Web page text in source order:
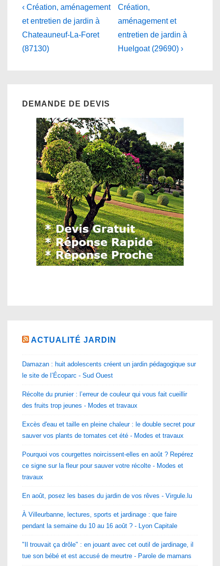
Navigation
de
l’article
Previous
Post
is
‹ Création, aménagement
et entretien de jardin à
Chateauneuf-La-Foret
(87130)
Next
Post
is
Création,
aménagement et
entretien de jardin à
Huelgoat (29690) ›
DEMANDE DE DEVIS
ACTUALITÉ JARDIN
Damazan : huit adolescents créent un jardin pédagogique sur
le site de l’Écoparc - Sud Ouest
Récolte du prunier : l’erreur de couleur qui vous fait cueillir
des fruits trop jeunes - Modes et travaux
Excès d'eau et taille en pleine chaleur : le double secret pour
sauver vos plants de tomates cet été - Modes et travaux
Pourquoi vos courgettes noircissent-elles en août ? Repérez
ce signe sur la fleur pour sauver votre récolte - Modes et
travaux
En août, posez les bases du jardin de vos rêves - Virgule.lu
À Villeurbanne, lectures, sports et jardinage : que faire
pendant la semaine du 10 au 16 août ? - Lyon Capitale
"Il trouvait ça drôle" : en jouant avec cet outil de jardinage, il
tue son bébé et est accusé de meurtre - Parole de mamans